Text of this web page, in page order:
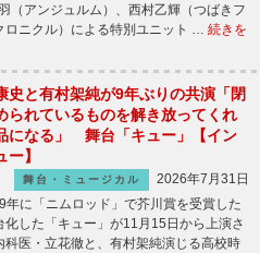
（アンジュルム）、西村乙輝（つばきフ
ロニクル）による特別ユニット … 続きを
史と有村架純が9年ぶりの共演「閉
られているものを解き放ってくれ
になる」 舞台「キュー」【イン
ー】
舞台・ミュージカル
2026年7月31日
に「ニムロッド」で芥川賞を受賞した
した「キュー」が11月15日から上演さ
医・立花徹と、有村架純演じる高校時